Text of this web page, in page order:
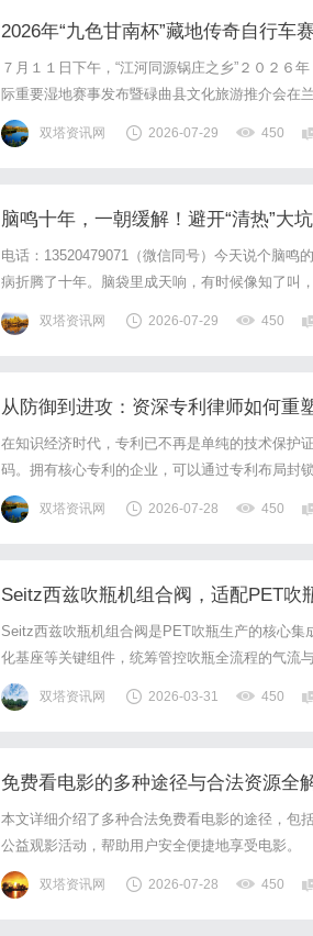
2026年“九色甘南杯”藏地传奇自行车
７月１１日下午，“江河同源锅庄之乡”２０２６
际重要湿地赛事发布暨碌曲县文化旅游推介会在
介碌曲县生态文旅资源与特色体育赛事，为甘南
场嘉宾、旅行社代表、媒体记者、自媒体及骑行
双塔资讯网 2026-07-29 450
脑鸣十年，一朝缓解！避开“清热”大
电话：13520479071（微信同号）今天说个脑鸣
病折腾了十年。脑袋里成天响，有时候像知了叫
喝，结果肚子喝凉了，响声一点没小。去医院查
双塔资讯网 2026-07-29 450
从防御到进攻：资深专利律师如何重
在知识经济时代，专利已不再是单纯的技术保护
码。拥有核心专利的企业，可以通过专利布局封
现金流，甚至在行业标准制定中掌握话语权。然
及技术、法律、市场等多个维度的博弈。一个微
双塔资讯网 2026-07-28 450
Seitz西兹吹瓶机组合阀，适配PET吹
Seitz西兹吹瓶机组合阀是PET吹瓶生产的核心
化基座等关键组件，统筹管控吹瓶全流程的气流
性与运维成本。PET吹瓶生产场景多样，瓶型规
块化设计与场景化优化，精准适配不同生产需求
双塔资讯网 2026-03-31 450
免费看电影的多种途径与合法资源全
本文详细介绍了多种合法免费看电影的途径，包
公益观影活动，帮助用户安全便捷地享受电影。
双塔资讯网 2026-07-28 450